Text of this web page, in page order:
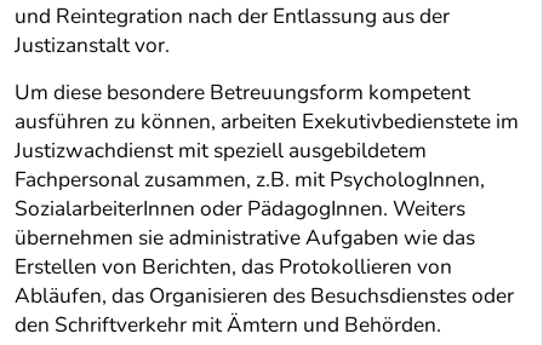
und Reintegration nach der Entlassung aus der
Justizanstalt vor.
Um diese besondere Betreuungsform kompetent
ausführen zu können, arbeiten Exekutivbedienstete im
Justizwachdienst mit speziell ausgebildetem
Fachpersonal zusammen, z.B. mit PsychologInnen,
SozialarbeiterInnen oder PädagogInnen. Weiters
übernehmen sie administrative Aufgaben wie das
Erstellen von Berichten, das Protokollieren von
Abläufen, das Organisieren des Besuchsdienstes oder
den Schriftverkehr mit Ämtern und Behörden.